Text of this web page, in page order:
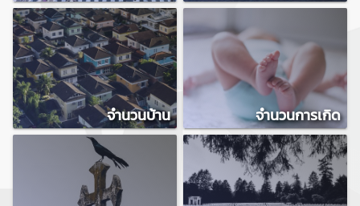
จำนวนบ้าน จำนวนการเกิด